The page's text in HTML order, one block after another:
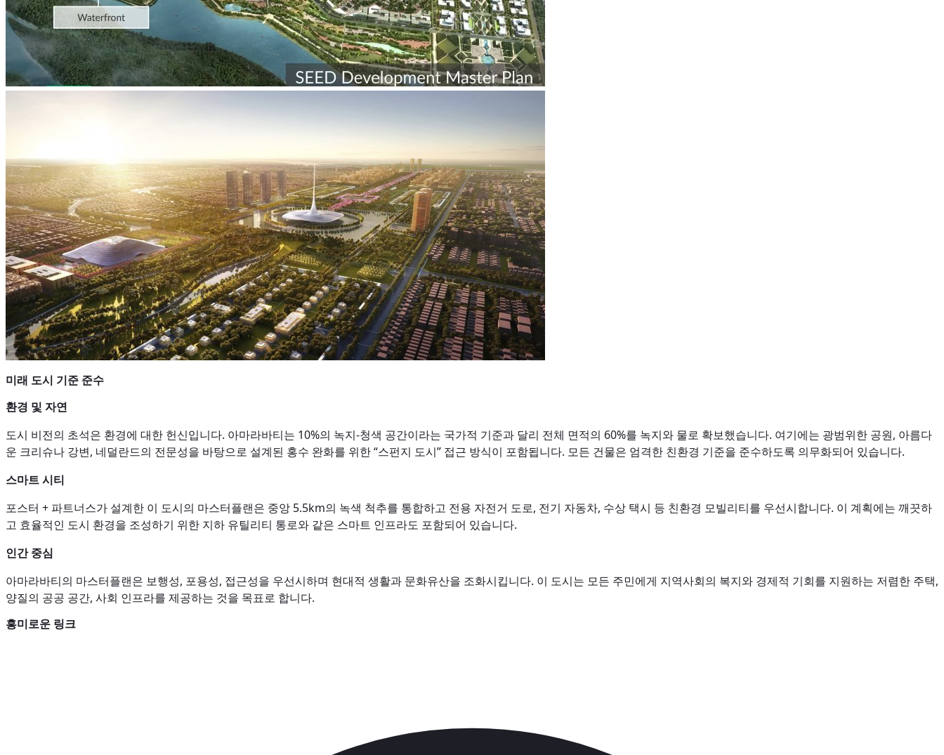
미래 도시 기준 준수
환경 및 자연
도시 비전의 초석은 환경에 대한 헌신입니다. 아마라바티는 10%의 녹지-청색 공간이라는 국가적 기준과 달리 전체 면적의 60%를 녹지와 물로 확보했습니다. 여기에는 광범위한 공원, 아름다
운 크리슈나 강변, 네덜란드의 전문성을 바탕으로 설계된 홍수 완화를 위한 “스펀지 도시” 접근 방식이 포함됩니다. 모든 건물은 엄격한 친환경 기준을 준수하도록 의무화되어 있습니다.
스마트 시티
포스터 + 파트너스가 설계한 이 도시의 마스터플랜은 중앙 5.5km의 녹색 척추를 통합하고 전용 자전거 도로, 전기 자동차, 수상 택시 등 친환경 모빌리티를 우선시합니다. 이 계획에는 깨끗하
고 효율적인 도시 환경을 조성하기 위한 지하 유틸리티 통로와 같은 스마트 인프라도 포함되어 있습니다.
인간 중심
아마라바티의 마스터플랜은 보행성, 포용성, 접근성을 우선시하며 현대적 생활과 문화유산을 조화시킵니다. 이 도시는 모든 주민에게 지역사회의 복지와 경제적 기회를 지원하는 저렴한 주택,
양질의 공공 공간, 사회 인프라를 제공하는 것을 목표로 합니다.
흥미로운 링크